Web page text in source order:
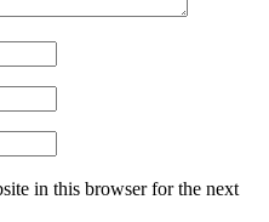
in this browser for the next